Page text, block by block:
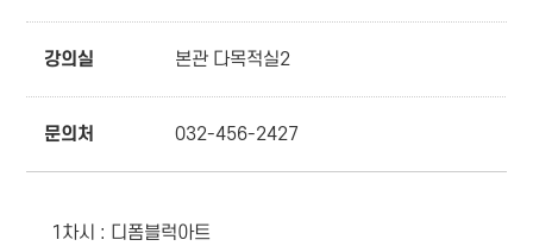
강의실 본관 다목적실2
문의처 032-456-2427
1차시 : 디폼블럭아트